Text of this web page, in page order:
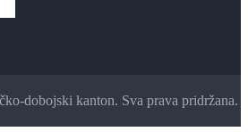
dobojski kanton. Sva prava pridržana.